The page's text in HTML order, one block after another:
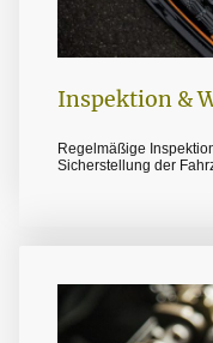
Inspektion &
Regelmäßige
Sicherstellung der